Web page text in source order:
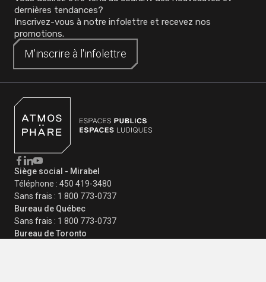
Siège social - Mirabel
Téléphone :450 419-3480
Sans frais :1 800 773-0737
Bureau de Québec
Sans frais :1 800 773-0737
Bureau de Toronto
Vous désirez être tenu au courant des nouveautés et
dernières tendances?
Inscrivez-vous à notre infolettre et recevez nos
promotions.
M'inscrire à l'infolettre
M'inscrire à l'infolettre